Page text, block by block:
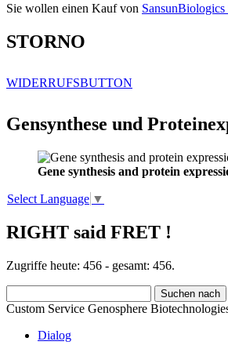
Sie wollen einen Kauf von SansunBiologics
STORNO
WIDERRUFSBUTTON
Gensynthese und
Gene synthesis and protein
Select Language ▼
RIGHT said FRET !
Zugriffe heute: 456 - gesamt: 456.
Custom Service Genosphere
Dialog